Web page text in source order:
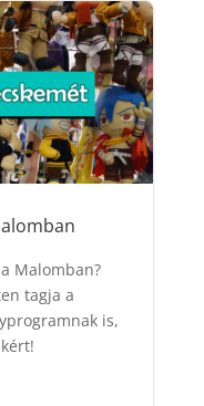
Malomban?
tagja a
is,